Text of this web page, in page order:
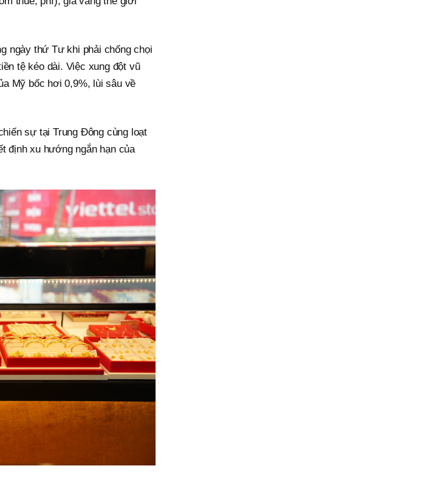
ngày thứ Tư khi phải chống chọi
tệ kéo dài. Việc xung đột vũ
Mỹ bốc hơi 0,9%, lùi sâu về
sự tại Trung Đông cùng loạt
định xu hướng ngắn hạn của